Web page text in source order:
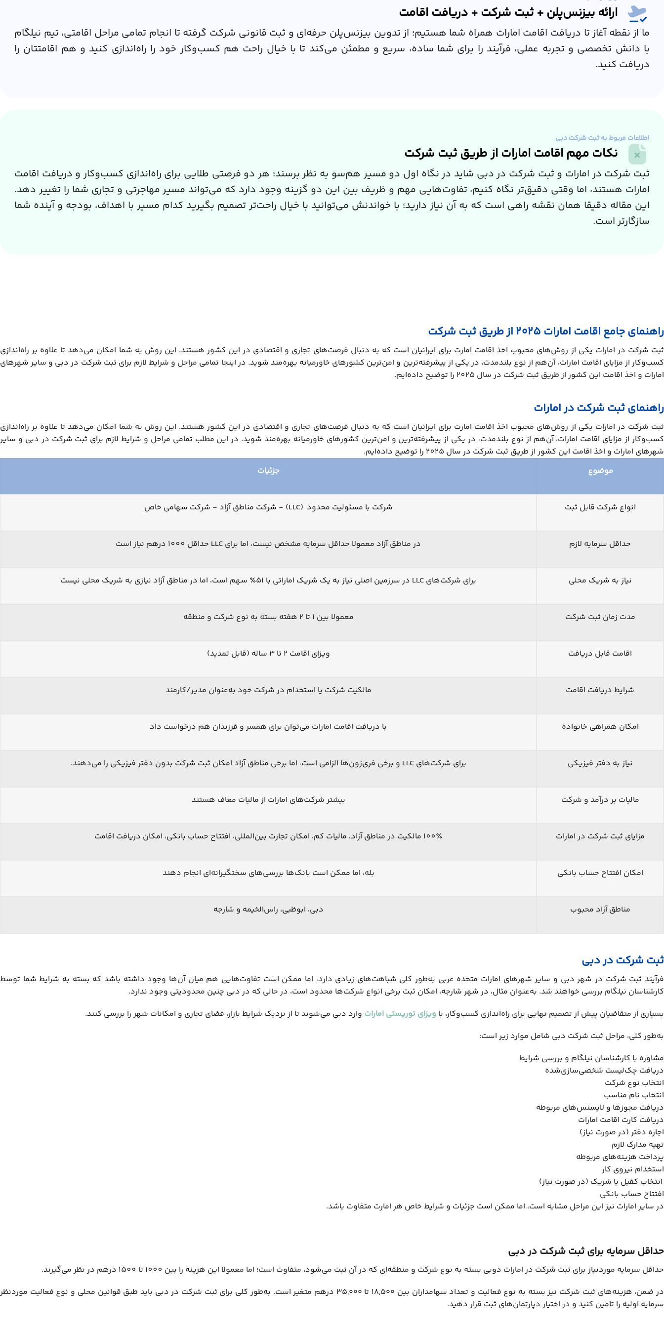
ارائه بیزنس‌پلن + ثبت شرکت + دریافت اقامت
ما از نقطه آغاز تا دریافت اقامت امارات همراه شما هستیم؛ از تدوین بیزنس‌پلن حرفه‌ای و ثبت قانونی شرکت گرفته تا انجام تمامی مراحل اقامتی، تیم نیلگام
با دانش تخصصی و تجربه عملی، فرآیند را برای شما ساده، سریع و مطمئن می‌کند تا با خیال راحت هم کسب‌وکار خود را راه‌اندازی کنید و هم اقامتتان را
دریافت کنید.
اطلاعات مربوط به ثبت شرکت دبی
نکات مهم اقامت امارات از طریق ثبت شرکت
ثبت شرکت در امارات و ثبت شرکت در دبی شاید در نگاه اول دو مسیر هم‌سو به نظر برسند؛ هر دو فرصتی طلایی برای راه‌اندازی کسب‌وکار و دریافت اقامت
امارات هستند، اما وقتی دقیق‌تر نگاه کنیم، تفاوت‌هایی مهم و ظریف بین این دو گزینه وجود دارد که می‌تواند مسیر مهاجرتی و تجاری شما را تغییر دهد.
این مقاله دقیقا همان نقشه راهی است که به آن نیاز دارید؛ با خواندنش می‌توانید با خیال راحت‌تر تصمیم بگیرید کدام مسیر با اهداف، بودجه و آینده شما
سازگارتر است.
راهنمای جامع اقامت امارات 2025 از طریق ثبت شرکت
ثبت شرکت در امارات یکی از روش‌های محبوب اخذ اقامت امارت برای ایرانیان است که به دنبال فرصت‌های تجاری و اقتصادی در این کشور هستند. این روش به شما امکان می‌دهد تا علاوه بر راه‌اندازی
کسب‌وکار از مزایای اقامت امارات، آن‌هم از نوع بلندمدت، در یکی از پیشرفته‌ترین و امن‌ترین کشورهای خاورمیانه بهره‌مند شوید. در اینجا تمامی مراحل و شرایط لازم برای ثبت شرکت در دبی و سایر شهرهای
امارات و اخذ اقامت این کشور از طریق ثبت شرکت در سال 2025 را توضیح داده‌ایم.
راهنمای ثبت شرکت در امارات
ثبت شرکت در امارات یکی از روش‌های محبوب اخذ اقامت امارت برای ایرانیان است که به دنبال فرصت‌های تجاری و اقتصادی در این کشور هستند. این روش به شما امکان می‌دهد تا علاوه بر راه‌اندازی
کسب‌وکار از مزایای اقامت امارات، آن‌هم از نوع بلندمدت، در یکی از پیشرفته‌ترین و امن‌ترین کشورهای خاورمیانه بهره‌مند شوید. در این مطلب تمامی مراحل و شرایط لازم برای ثبت شرکت در دبی و سایر
شهرهای امارات و اخذ اقامت این کشور از طریق ثبت شرکت در سال 2025 را توضیح داده‌ایم.
موضوع
جزئیات
انواع شرکت قابل ثبت شرکت با مسئولیت محدود (LLC) - شرکت مناطق آزاد - شرکت سهامی خاص
حداقل سرمایه لازم در مناطق آزاد معمولا حداقل سرمایه مشخص نیست، اما برای LLC حداقل 1000 درهم نیاز است
نیاز به شریک محلی برای شرکت‌های LLC در سرزمین اصلی نیاز به یک شریک اماراتی با 51٪ سهم است، اما در مناطق آزاد نیازی به شریک محلی نیست
مدت زمان ثبت شرکت معمولا بین 1 تا 2 هفته بسته به نوع شرکت و منطقه
اقامت قابل دریافت ویزای اقامت 2 تا 3 ساله (قابل تمدید)
شرایط دریافت اقامت مالکیت شرکت یا استخدام در شرکت خود به‌عنوان مدیر/کارمند
امکان همراهی خانواده با دریافت اقامت امارات می‌توان برای همسر و فرزندان هم درخواست داد
نیاز به دفتر فیزیکی برای شرکت‌های LLC و برخی فری‌زون‌ها الزامی است، اما برخی مناطق آزاد امکان ثبت شرکت بدون دفتر فیزیکی را می‌دهند.
مالیات بر درآمد و شرکت بیشتر شرکت‌های امارات از مالیات معاف هستند
مزایای ثبت شرکت در امارات 100٪ مالکیت در مناطق آزاد، مالیات کم، امکان تجارت بین‌المللی، افتتاح حساب بانکی، امکان دریافت اقامت
امکان افتتاح حساب بانکی بله، اما ممکن است بانک‌ها بررسی‌های سختگیرانه‌ای انجام دهند
مناطق آزاد محبوب دبی، ابوظبی، راس‌الخیمه و شارجه
ثبت شرکت در دبی
فرآیند ثبت شرکت در شهر دبی و سایر شهرهای امارات متحده عربی به‌طور کلی شباهت‌های زیادی دارد، اما ممکن است تفاوت‌هایی هم میان آن‌ها وجود داشته باشد که بسته به شرایط شما توسط
کارشناسان نیلگام بررسی خواهند شد. به‌عنوان مثال، در شهر شارجه، امکان ثبت برخی انواع شرکت‌ها محدود است، در حالی که در دبی چنین محدودیتی وجود ندارد.
بسیاری از متقاضیان پیش از تصمیم نهایی برای راه‌اندازی کسب‌وکار، با ویزای توریستی امارات وارد دبی می‌شوند تا از نزدیک شرایط بازار، فضای تجاری و امکانات شهر را بررسی کنند.
به‌طور کلی، مراحل ثبت شرکت دبی شامل موارد زیر است:
مشاوره با کارشناسان نیلگام و بررسی شرایط
دریافت چک‌لیست شخصی‌سازی‌شده
انتخاب نوع شرکت
انتخاب نام مناسب
دریافت مجوزها و لایسنس‌های مربوطه
دریافت کارت اقامت امارات
اجاره دفتر (در صورت نیاز)
تهیه مدارک لازم
پرداخت هزینه‌های مربوطه
استخدام نیروی کار
انتخاب کفیل یا شریک (در صورت نیاز)
افتتاح حساب بانکی
در سایر امارات نیز این مراحل مشابه است، اما ممکن است جزئیات و شرایط خاص هر امارت متفاوت باشد.
حداقل سرمایه برای ثبت شرکت در دبی
حداقل سرمایه موردنیاز برای ثبت شرکت در امارات دوبی بسته به نوع شرکت و منطقه‌ای که در آن ثبت می‌شود، متفاوت است؛ اما معمولا این هزینه را بین 1000 تا 1500 درهم در نظر می‌گیرند.
در ضمن، هزینه‌های ثبت شرکت نیز بسته به نوع فعالیت و تعداد سهامداران بین ۱۸,۵۰۰ تا ۳۵,۰۰۰ درهم متغیر است. به‌طور کلی برای ثبت شرکت در دبی باید طبق قوانین محلی و نوع فعالیت موردنظر
سرمایه اولیه را تامین کنید و در اختیار دپارتمان‌های ثبت قرار دهید.